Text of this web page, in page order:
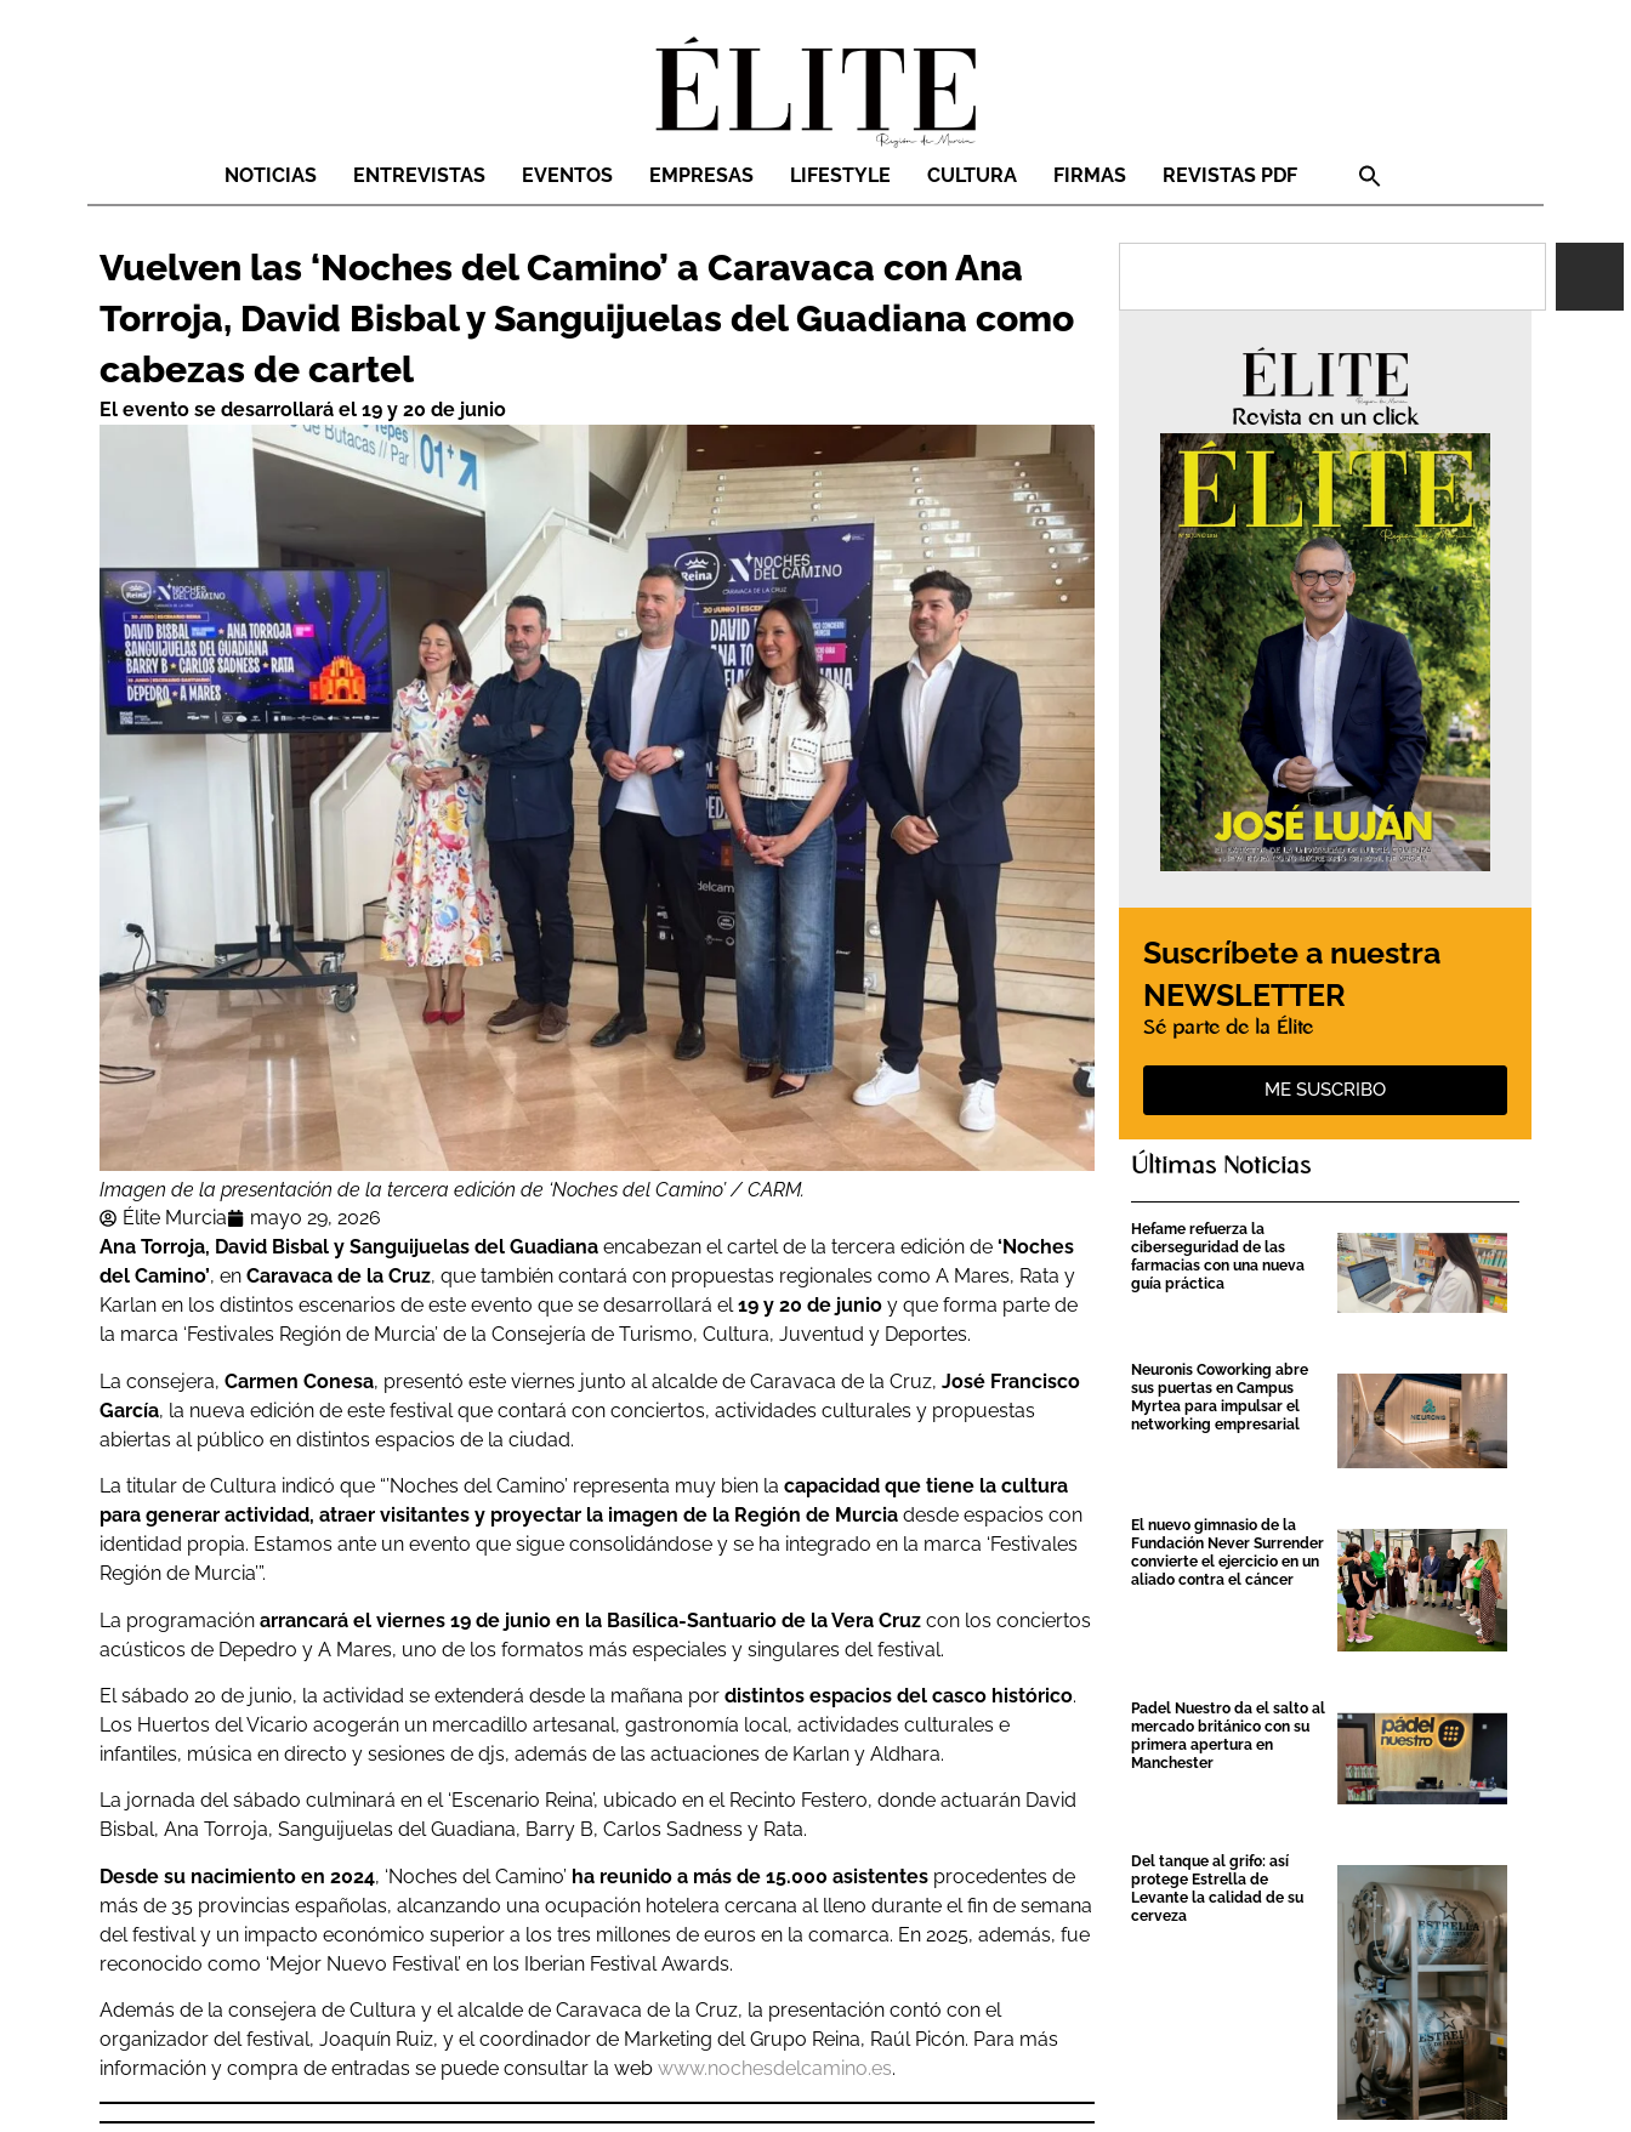
NOTICIAS ENTREVISTAS EVENTOS EMPRESAS LIFESTYLE CULTURA FIRMAS REVISTAS PDF
Vuelven las ‘Noches del Camino’ a Caravaca con Ana
Torroja, David Bisbal y Sanguijuelas del Guadiana como
cabezas de cartel
El evento se desarrollará el 19 y 20 de junio
Imagen de la presentación de la tercera edición de ‘Noches del Camino’ / CARM.
Élite Murcia
mayo 29, 2026
Ana Torroja, David Bisbal y Sanguijuelas del Guadiana encabezan el cartel de la tercera edición de ‘Noches
del Camino’, en Caravaca de la Cruz, que también contará con propuestas regionales como A Mares, Rata y
Karlan en los distintos escenarios de este evento que se desarrollará el19 y 20 de junio y que forma parte de
la marca ‘Festivales Región de Murcia’ de la Consejería de Turismo, Cultura, Juventud y Deportes.
La consejera, Carmen Conesa, presentó este viernes junto al alcalde de Caravaca de la Cruz, José Francisco
García, la nueva edición de este festival que contará con conciertos, actividades culturales y propuestas
abiertas al público en distintos espacios de la ciudad.
La titular de Cultura indicó que “’Noches del Camino’ representa muy bien la capacidad que tiene la cultura
para generar actividad, atraer visitantes y proyectar la imagen de la Región de Murcia desde espacios con
identidad propia. Estamos ante un evento que sigue consolidándose y se ha integrado en la marca ‘Festivales
Región de Murcia’”.
La programación arrancará el viernes 19 de junio en la Basílica-Santuario de la Vera Cruz con los conciertos
acústicos de Depedro y A Mares, uno de los formatos más especiales y singulares del festival.
El sábado 20 de junio, la actividad se extenderá desde la mañana por distintos espacios del casco histórico.
Los Huertos del Vicario acogerán un mercadillo artesanal, gastronomía local, actividades culturales e
infantiles, música en directo y sesiones de djs, además de las actuaciones de Karlan y Aldhara.
La jornada del sábado culminará en el ‘Escenario Reina’, ubicado en el Recinto Festero, donde actuarán David
Bisbal, Ana Torroja, Sanguijuelas del Guadiana, Barry B, Carlos Sadness y Rata.
Desde su nacimiento en 2024, ‘Noches del Camino’ ha reunido a más de 15.000 asistentes procedentes de
más de 35 provincias españolas, alcanzando una ocupación hotelera cercana al lleno durante el fin de semana
del festival y un impacto económico superior a los tres millones de euros en la comarca. En 2025, además, fue
reconocido como ‘Mejor Nuevo Festival’ en los Iberian Festival Awards.
Además de la consejera de Cultura y el alcalde de Caravaca de la Cruz, la presentación contó con el
organizador del festival, Joaquín Ruiz, y el coordinador de Marketing del Grupo Reina, Raúl Picón. Para más
información y compra de entradas se puede consultar la web www.nochesdelcamino.es.
Revista en un click
Suscríbete a nuestra
NEWSLETTER
Sé parte de la Élite
ME SUSCRIBO
Últimas Noticias
Hefame refuerza la
ciberseguridad de las
farmacias con una nueva
guía práctica
Neuronis Coworking abre
sus puertas en Campus
Myrtea para impulsar el
networking empresarial
El nuevo gimnasio de la
Fundación Never Surrender
convierte el ejercicio en un
aliado contra el cáncer
Padel Nuestro da el salto al
mercado británico con su
primera apertura en
Manchester
Del tanque al grifo: así
protege Estrella de
Levante la calidad de su
cerveza